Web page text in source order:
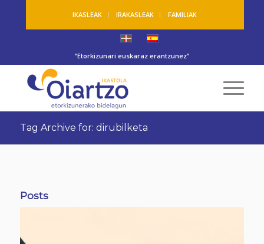
IKASLEAK IRAKASLEAK FAMILIAK
“Etorkizunari euskaraz erantzunez”
Tag Archive for: dirubilketa
Posts